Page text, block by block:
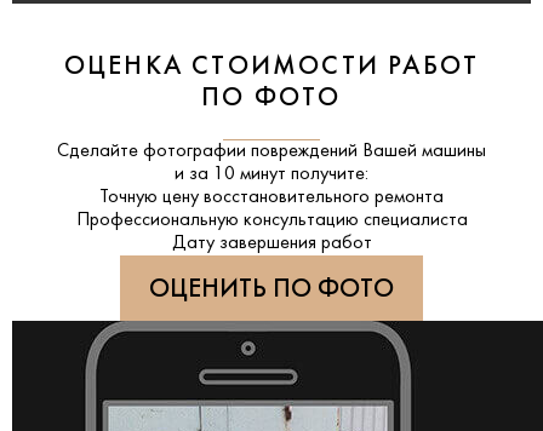
ОЦЕНКА СТОИМОСТИ РАБОТ
ПО ФОТО
Сделайте фотографии повреждений Вашей машины
и за
10 минут получите:
Точную цену восстановительного ремонта
Профессиональную консультацию специалиста
Дату завершения работ
ОЦЕНИТЬ ПО ФОТО